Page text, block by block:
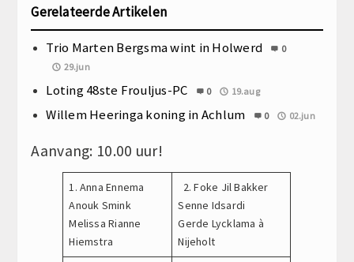
Gerelateerde Artikelen
Trio Marten Bergsma wint in Holwerd
0
29.jun
Loting 48ste Frouljus-PC 0 19.aug
Willem Heeringa koning in Achlum 0 02.jun
Aanvang: 10.00 uur!
1. Anna Ennema
Anouk Smink
Melissa Rianne
Hiemstra
2. Foke Jil Bakker
Senne Idsardi
Gerde Lycklama à
Nijeholt